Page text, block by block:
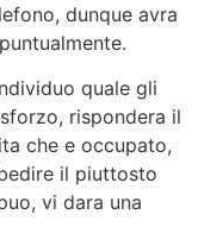
dunque avra
quale gli
rispondera il
che e occupato,
il piuttosto
vi dara una